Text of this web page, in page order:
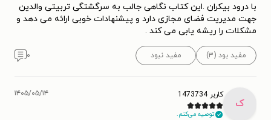
با درود بیکران .این کتاب نگاهی جالب به سرگشتگی تربیتی والدین
جهت مدیریت فضای مجازی دارد و پیشنهادات خوبی ارائه می دهد و
مشکلات را ریشه یابی می کند .
مفید بود (۳) مفید نبود ۰
ک
کاربر 1473734
توصیه می‌کنم.
۱۴۰۵/۰۵/۱۴